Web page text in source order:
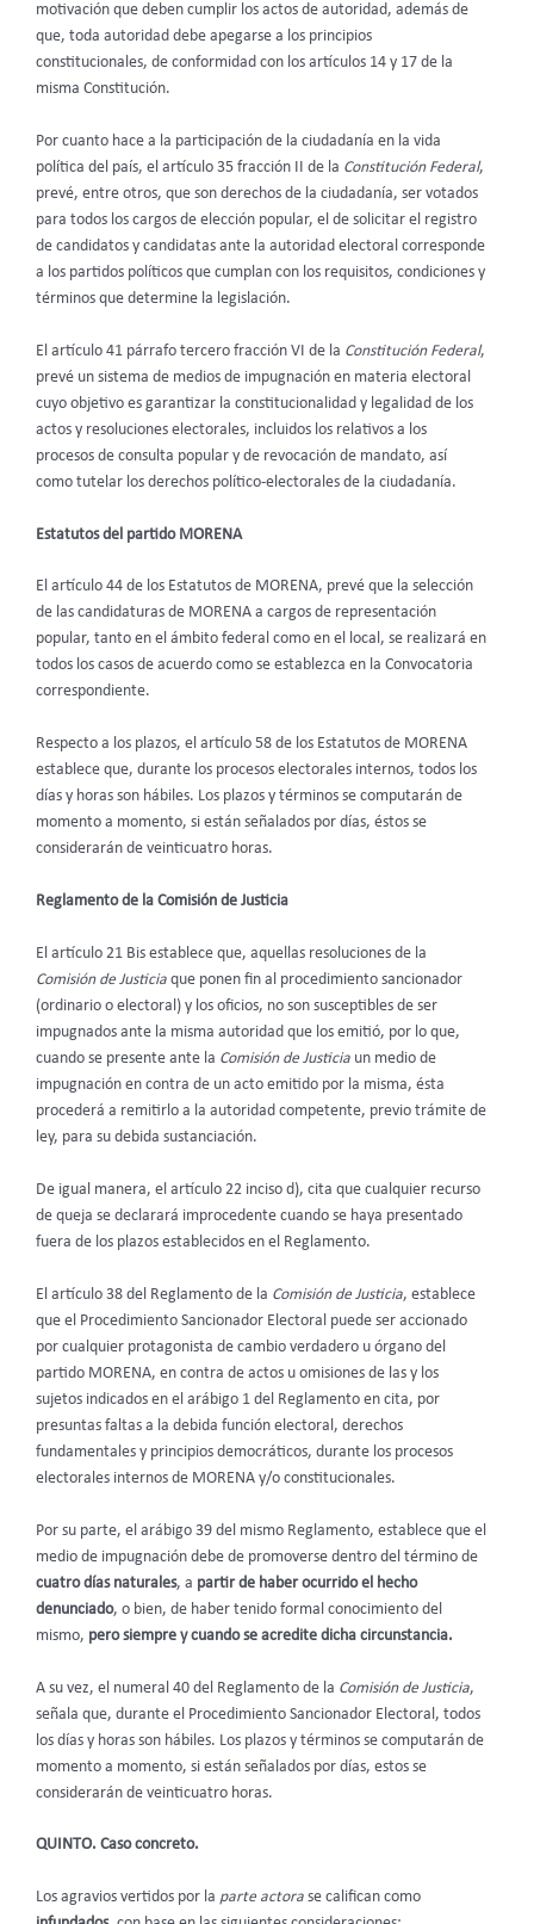
motivación que deben cumplir los actos de autoridad, además de
que, toda autoridad debe apegarse a los principios
constitucionales, de conformidad con los artículos 14 y 17 de la
misma Constitución.
Por cuanto hace a la participación de la ciudadanía en la vida
política del país, el artículo 35 fracción II de la Constitución Federal,
prevé, entre otros, que son derechos de la ciudadanía, ser votados
para todos los cargos de elección popular, el de solicitar el registro
de candidatos y candidatas ante la autoridad electoral corresponde
a los partidos políticos que cumplan con los requisitos, condiciones y
términos que determine la legislación.
El artículo 41 párrafo tercero fracción VI de la Constitución Federal,
prevé un sistema de medios de impugnación en materia electoral
cuyo objetivo es garantizar la constitucionalidad y legalidad de los
actos y resoluciones electorales, incluidos los relativos a los
procesos de consulta popular y de revocación de mandato, así
como tutelar los derechos político-electorales de la ciudadanía.
Estatutos del partido MORENA
El artículo 44 de los Estatutos de MORENA, prevé que la selección
de las candidaturas de MORENA a cargos de representación
popular, tanto en el ámbito federal como en el local, se realizará en
todos los casos de acuerdo como se establezca en la Convocatoria
correspondiente.
Respecto a los plazos, el artículo 58 de los Estatutos de MORENA
establece que, durante los procesos electorales internos, todos los
días y horas son hábiles. Los plazos y términos se computarán de
momento a momento, si están señalados por días, éstos se
considerarán de veinticuatro horas.
Reglamento de la Comisión de Justicia
El artículo 21 Bis establece que, aquellas resoluciones de la
Comisión de Justicia que ponen fin al procedimiento sancionador
(ordinario o electoral) y los oficios, no son susceptibles de ser
impugnados ante la misma autoridad que los emitió, por lo que,
cuando se presente ante la Comisión de Justicia un medio de
impugnación en contra de un acto emitido por la misma, ésta
procederá a remitirlo a la autoridad competente, previo trámite de
ley, para su debida sustanciación.
De igual manera, el artículo 22 inciso d), cita que cualquier recurso
de queja se declarará improcedente cuando se haya presentado
fuera de los plazos establecidos en el Reglamento.
El artículo 38 del Reglamento de la Comisión de Justicia, establece
que el Procedimiento Sancionador Electoral puede ser accionado
por cualquier protagonista de cambio verdadero u órgano del
partido MORENA, en contra de actos u omisiones de las y los
sujetos indicados en el arábigo 1 del Reglamento en cita, por
presuntas faltas a la debida función electoral, derechos
fundamentales y principios democráticos, durante los procesos
electorales internos de MORENA y/o constitucionales.
Por su parte, el arábigo 39 del mismo Reglamento, establece que el
medio de impugnación debe de promoverse dentro del término de
cuatro días naturales, a partir de haber ocurrido el hecho
denunciado, o bien, de haber tenido formal conocimiento del
mismo, pero siempre y cuando se acredite dicha circunstancia.
A su vez, el numeral 40 del Reglamento de la Comisión de Justicia,
señala que, durante el Procedimiento Sancionador Electoral, todos
los días y horas son hábiles. Los plazos y términos se computarán de
momento a momento, si están señalados por días, estos se
considerarán de veinticuatro horas.
QUINTO. Caso concreto.
Los agravios vertidos por la parte actora se califican como